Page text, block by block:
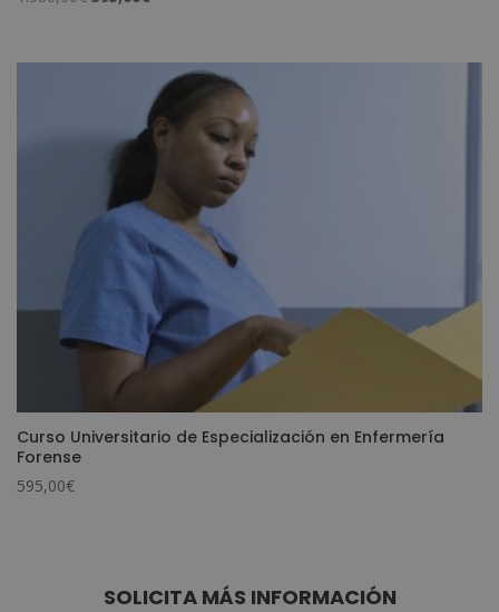
1.580,00€.395,00€.
Curso Universitario de Especialización en Enfermería
Forense
595,00€
SOLICITA MÁS INFORMACIÓN